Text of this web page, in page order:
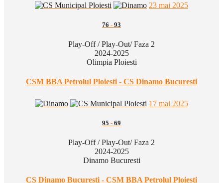
23 mai 2025
76 - 93
Play-Off / Play-Out/ Faza 2
2024-2025
Olimpia Ploiesti
CSM BBA Petrolul Ploiesti - CS Dinamo Bucuresti
17 mai 2025
95 - 69
Play-Off / Play-Out/ Faza 2
2024-2025
Dinamo Bucuresti
CS Dinamo Bucuresti - CSM BBA Petrolul Ploiesti